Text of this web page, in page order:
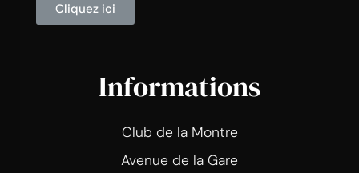
Cliquez ici
Informations
Club de la Montre
Avenue de la Gare